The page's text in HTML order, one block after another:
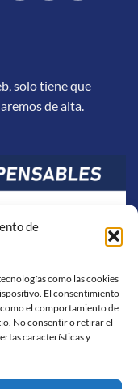
de
como las cookies
El consentimiento
el comportamiento de
No consentir o retirar el
características y
solo tiene que
de alta.